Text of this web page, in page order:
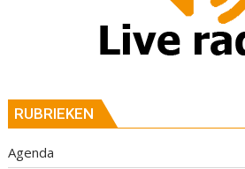
RUBRIEKEN
Agenda